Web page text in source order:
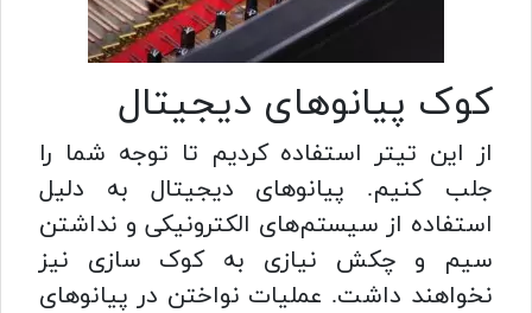
کوک پیانوهای دیجیتال
از این تیتر استفاده کردیم تا توجه شما را
جلب کنیم. پیانوهای دیجیتال به دلیل
استفاده از سیستم‌های الکترونیکی و نداشتن
سیم و چکش نیازی به کوک سازی نیز
نخواهند داشت. عملیات نواختن در پیانوهای